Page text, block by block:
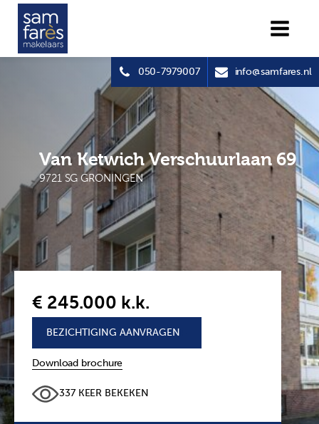
050-7979007 info@samfares.nl
Van Ketwich Verschuurlaan 69
9721 SG GRONINGEN
€ 245.000 k.k.
BEZICHTIGING AANVRAGEN
Download brochure
337 KEER BEKEKEN